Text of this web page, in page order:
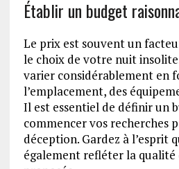
Établir un budget
Le prix est souvent un
le choix de votre nuit
varier considérablement en
l’emplacement, des
Il est essentiel de définir un
commencer vos recherches
déception. Gardez à l’esprit
également refléter la qualité